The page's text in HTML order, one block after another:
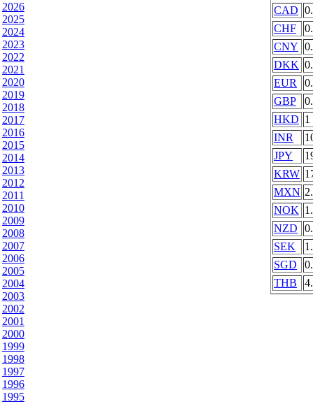
2026
2025
2024
2023
2022
2021
2020
2019
2018
2017
2016
2015
2014
2013
2012
2011
2010
2009
2008
2007
2006
2005
2004
2003
2002
2001
2000
1999
1998
1997
1996
1995
CAD
CHF
CNY
DKK
EUR
GBP
HKD 1
INR
JPY
KRW
MXN
NOK
NZD
SEK
SGD
THB